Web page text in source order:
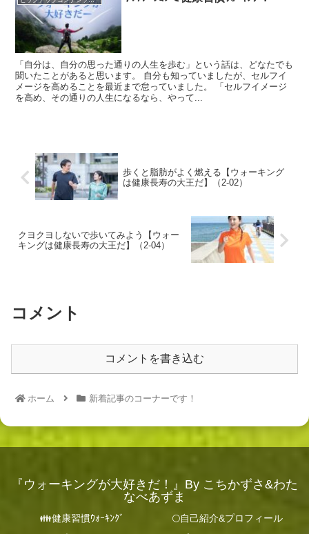
「自分は、自分の思った通りの人生を歩む」という話は、どなたでも
聞いたことがあると思います。 自分も知っていましたが、セルフイ
メージを高めることを最近まで怠っていました。 「セルフイメージ
を高め、その通りの人生になるなら、やって...
歩くと脂肪がよく燃える【ウォーキング
は健康長寿の大王だ】（2-02）
クヨクヨしないで歩いてみよう【ウォー
キングは健康長寿の大王だ】（2-04）
コメント
コメントを書き込む
ホーム 新着記事のコーナーです！
『ウォーキングが大好きだ！』By こちかずさ&わた
なべあずま
👪健康習慣ｳｫｰｷﾝｸﾞ
🌕自己紹介&プロフィール